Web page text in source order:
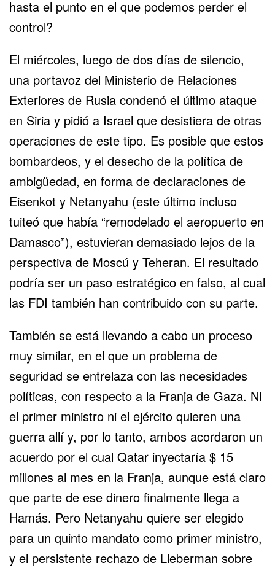
hasta el punto en el que podemos perder el
control?
El miércoles, luego de dos días de silencio,
una portavoz del Ministerio de Relaciones
Exteriores de Rusia condenó el último ataque
en Siria y pidió a Israel que desistiera de otras
operaciones de este tipo. Es posible que estos
bombardeos, y el desecho de la política de
ambigüedad, en forma de declaraciones de
Eisenkot y Netanyahu (este último incluso
tuiteó que había “remodelado el aeropuerto en
Damasco”), estuvieran demasiado lejos de la
perspectiva de Moscú y Teheran. El resultado
podría ser un paso estratégico en falso, al cual
las FDI también han contribuido con su parte.
También se está llevando a cabo un proceso
muy similar, en el que un problema de
seguridad se entrelaza con las necesidades
políticas, con respecto a la Franja de Gaza. Ni
el primer ministro ni el ejército quieren una
guerra allí y, por lo tanto, ambos acordaron un
acuerdo por el cual Qatar inyectaría $ 15
millones al mes en la Franja, aunque está claro
que parte de ese dinero finalmente llega a
Hamás. Pero Netanyahu quiere ser elegido
para un quinto mandato como primer ministro,
y el persistente rechazo de Lieberman sobre